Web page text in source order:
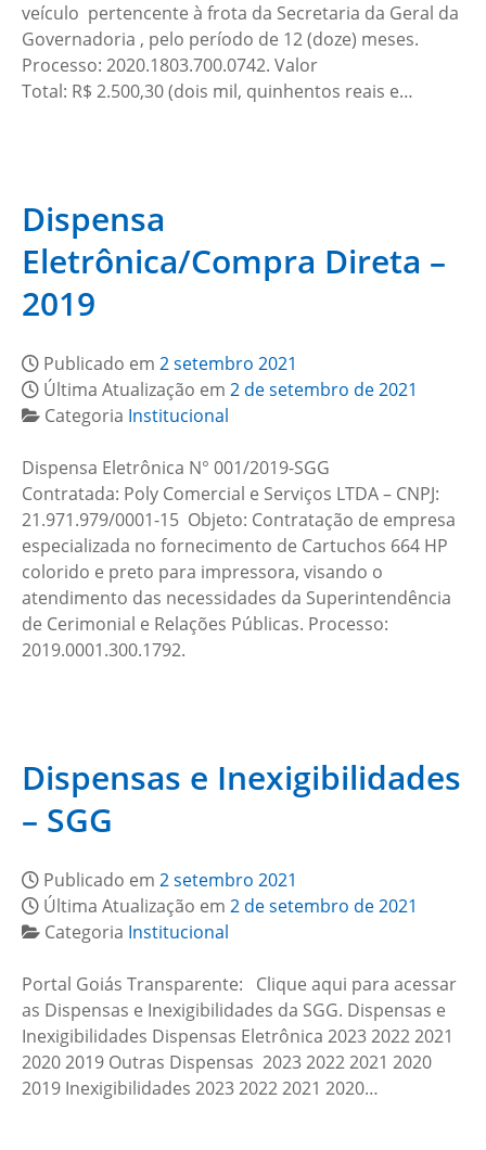
veículo pertencente à frota da Secretaria da Geral da
Governadoria , pelo período de 12 (doze) meses.
Processo: 2020.1803.700.0742. Valor
Total: R$ 2.500,30 (dois mil, quinhentos reais e…
Dispensa
Eletrônica/Compra Direta –
2019
Publicado em 2 setembro 2021
Última Atualização em 2 de setembro de 2021
Categoria Institucional
Dispensa Eletrônica N° 001/2019-SGG
Contratada: Poly Comercial e Serviços LTDA – CNPJ:
21.971.979/0001-15 Objeto: Contratação de empresa
especializada no fornecimento de Cartuchos 664 HP
colorido e preto para impressora, visando o
atendimento das necessidades da Superintendência
de Cerimonial e Relações Públicas. Processo:
2019.0001.300.1792.
Dispensas e Inexigibilidades
– SGG
Publicado em 2 setembro 2021
Última Atualização em 2 de setembro de 2021
Categoria Institucional
Portal Goiás Transparente: Clique aqui para acessar
as Dispensas e Inexigibilidades da SGG. Dispensas e
Inexigibilidades Dispensas Eletrônica 2023 2022 2021
2020 2019 Outras Dispensas 2023 2022 2021 2020
2019 Inexigibilidades 2023 2022 2021 2020…